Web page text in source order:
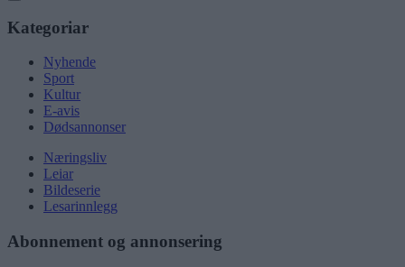
Kategoriar
Nyhende
Sport
Kultur
E-avis
Dødsannonser
Næringsliv
Leiar
Bildeserie
Lesarinnlegg
Abonnement og annonsering